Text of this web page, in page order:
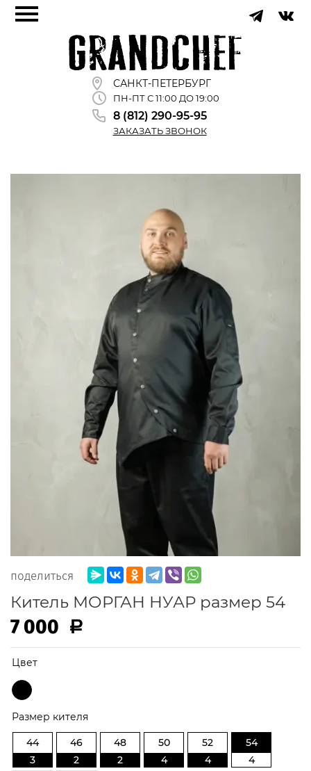
САНКТ-ПЕТЕРБУРГ
ПН-ПТ С 11:00 ДО 19:00
8 (812) 290-95-95
ЗАКАЗАТЬ ЗВОНОК
поделиться
Китель МОРГАН НУАР размер 54
7 000 Р
Цвет
Размер кителя
44
3
46
2
48
2
50
4
52
4
54
4